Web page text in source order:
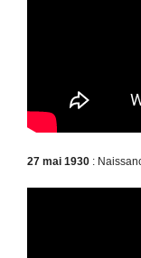
27 mai 1930 :